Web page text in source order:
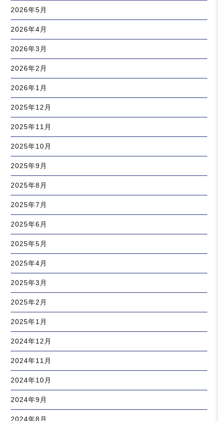
2026年5月
2026年4月
2026年3月
2026年2月
2026年1月
2025年12月
2025年11月
2025年10月
2025年9月
2025年8月
2025年7月
2025年6月
2025年5月
2025年4月
2025年3月
2025年2月
2025年1月
2024年12月
2024年11月
2024年10月
2024年9月
2024年8月